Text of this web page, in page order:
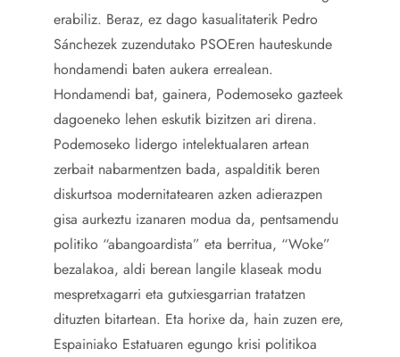
erabiliz. Beraz, ez dago kasualitaterik Pedro
Sánchezek zuzendutako PSOEren hauteskunde
hondamendi baten aukera errealean.
Hondamendi bat, gainera, Podemoseko gazteek
dagoeneko lehen eskutik bizitzen ari direna.
Podemoseko lidergo intelektualaren artean
zerbait nabarmentzen bada, aspalditik beren
diskurtsoa modernitatearen azken adierazpen
gisa aurkeztu izanaren modua da, pentsamendu
politiko “abangoardista” eta berritua, “Woke”
bezalakoa, aldi berean langile klaseak modu
mespretxagarri eta gutxiesgarrian tratatzen
dituzten bitartean. Eta horixe da, hain zuzen ere,
Espainiako Estatuaren egungo krisi politikoa